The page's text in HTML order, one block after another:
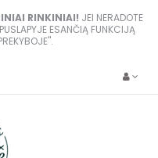
RINKINIAI! JEI NERADOTE
ESANČIĄ FUNKCIJĄ